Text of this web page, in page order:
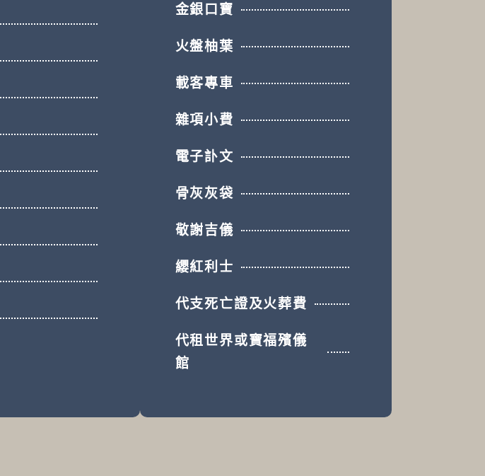
金銀口寶
火盤柚葉
載客專車
雜項小費
電子訃文
骨灰灰袋
敬謝吉儀
纓紅利士
代支死亡證及火葬費
代租世界或寶福殯儀
館